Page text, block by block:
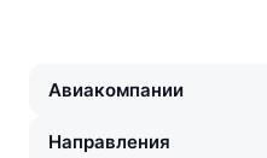
Авиакомпании
Направления